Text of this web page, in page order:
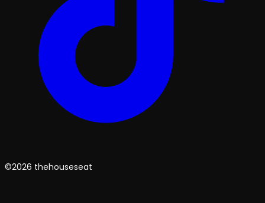
©2026 thehouseseat